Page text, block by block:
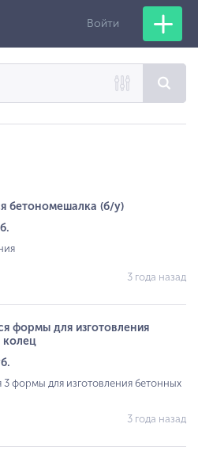
Войти
бетономешалка (б/у)
3 года назад
формы для изготовления
колец
3 формы для изготовления бетонных
3 года назад